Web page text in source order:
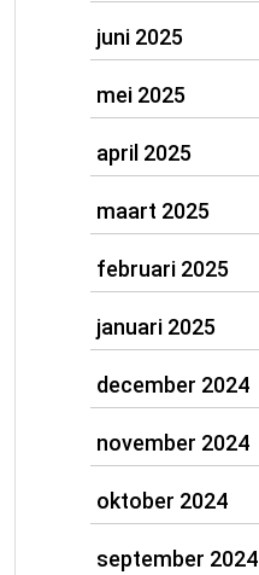
juni 2025
mei 2025
april 2025
maart 2025
februari 2025
januari 2025
december 2024
november 2024
oktober 2024
september 2024